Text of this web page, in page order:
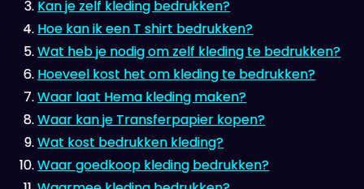
Kan je zelf kleding bedrukken?
Hoe kan ik een T shirt bedrukken?
Wat heb je nodig om zelf kleding te bedrukken?
Hoeveel kost het om kleding te bedrukken?
Waar laat Hema kleding maken?
Waar kan je Transferpapier kopen?
Wat kost bedrukken kleding?
Waar goedkoop kleding bedrukken?